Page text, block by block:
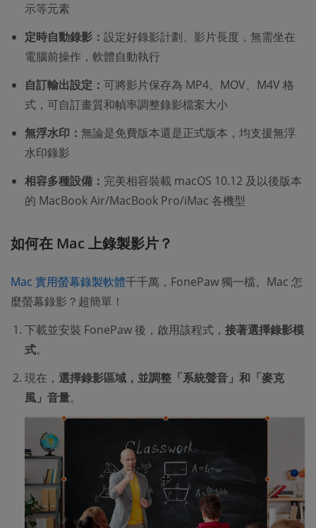
示等元素
定時自動錄影： 設定好錄影計劃、影片長度，無需坐在
電腦前操作，軟體自動執行
自訂輸出設定： 可將影片保存為 MP4、MOV、M4V 格
式，可自訂畫質和幀率調整錄影檔案大小
無浮水印： 無論是免費版本還是正式版本，均支援無浮
水印錄影
相容多種設備： 完美相容裝載 macOS 10.12 及以後版本
的 MacBook Air/MacBook Pro/iMac 各機型
如何在 Mac 上錄製影片？
Mac 實用螢幕錄製軟體千千萬，FonePaw 獨一檔。Mac 怎
麼螢幕錄影？超簡單！
下載並安裝 FonePaw 後，啟用該程式， 接著選擇錄影模
式。
現在， 選擇錄影區域，並調整「系統聲音」和「麥克
風」音量。